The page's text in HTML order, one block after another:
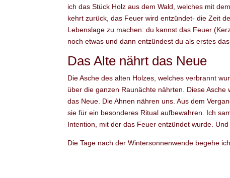
ich das Stück Holz aus dem Wald, welches mit
kehrt zurück, das Feuer wird entzündet- die Zeit
Lebenslage zu machen: du kannst das Feuer
noch etwas und dann entzündest du als erstes
Das Alte nährt das Neue
Die Asche des alten Holzes, welches verbrannt
über die ganzen Raunächte nährten. Diese
das Neue. Die Ahnen nähren uns. Aus dem
sie für ein besonderes Ritual aufbewahren. Ich
Intention, mit der das Feuer entzündet wurde.
Die Tage nach der Wintersonnenwende begehe